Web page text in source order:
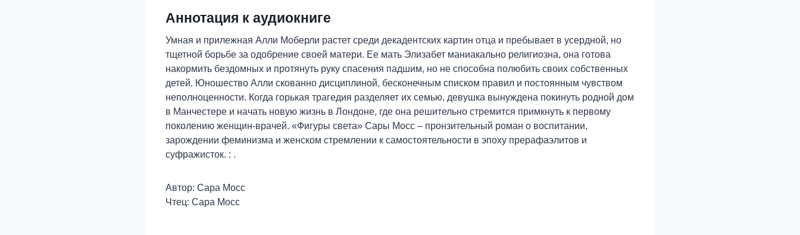
Аннотация к аудиокниге
Умная и прилежная Алли Моберли растет среди декадентских картин отца и пребывает в усердной, но
тщетной борьбе за одобрение своей матери. Ее мать Элизабет маниакально религиозна, она готова
накормить бездомных и протянуть руку спасения падшим, но не способна полюбить своих собственных
детей. Юношество Алли скованно дисциплиной, бесконечным списком правил и постоянным чувством
неполноценности. Когда горькая трагедия разделяет их семью, девушка вынуждена покинуть родной дом
в Манчестере и начать новую жизнь в Лондоне, где она решительно стремится примкнуть к первому
поколению женщин-врачей. «Фигуры света» Сары Мосс – пронзительный роман о воспитании,
зарождении феминизма и женском стремлении к самостоятельности в эпоху прерафаэлитов и
суфражисток. : .
Автор: Сара Мосс
Чтец: Сара Мосс